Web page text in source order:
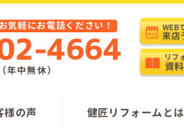
気軽にお電話ください！
4664
中無休）
様の声 健匠リフォームとは